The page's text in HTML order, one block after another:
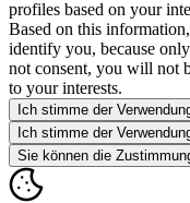
profiles based on your
Based on this
identify you, because
not consent, you will not
to your interests.
Ich stimme der
Ich stimme der
Sie können die